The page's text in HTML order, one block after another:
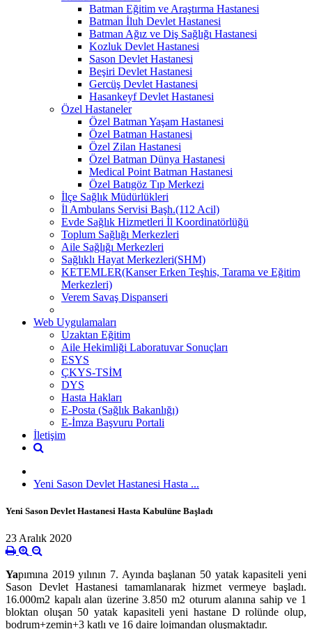
Batman Eğitim ve Araştırma Hastanesi
Batman İluh Devlet Hastanesi
Batman Ağız ve Diş Sağlığı Hastanesi
Kozluk Devlet Hastanesi
Sason Devlet Hastanesi
Beşiri Devlet Hastanesi
Gercüş Devlet Hastanesi
Hasankeyf Devlet Hastanesi
Özel Hastaneler
Özel Batman Yaşam Hastanesi
Özel Batman Hastanesi
Özel Zilan Hastanesi
Özel Batman Dünya Hastanesi
Medical Point Batman Hastanesi
Özel Batıgöz Tıp Merkezi
İlçe Sağlık Müdürlükleri
İl Ambulans Servisi Başh.(112 Acil)
Evde Sağlık Hizmetleri İl Koordinatörlüğü
Toplum Sağlığı Merkezleri
Aile Sağlığı Merkezleri
Sağlıklı Hayat Merkezleri(SHM)
KETEMLER(Kanser Erken Teşhis, Tarama ve Eğitim
Merkezleri)
Verem Savaş Dispanseri
Web Uygulamaları
Uzaktan Eğitim
Aile Hekimliği Laboratuvar Sonuçları
ESYS
ÇKYS-TSİM
DYS
Hasta Hakları
E-Posta (Sağlık Bakanlığı)
E-İmza Başvuru Portali
İletişim
Yeni Sason Devlet Hastanesi Hasta ...
Yeni Sason Devlet Hastanesi Hasta Kabulüne Başladı
23 Aralık 2020
Yapımına 2019 yılının 7. Ayında başlanan 50 yatak kapasiteli yeni
Sason Devlet Hastanesi tamamlanarak hizmet vermeye başladı.
16.000m2 kapalı alan üzerine 3.850 m2 oturum alanına sahip ve 1
bloktan oluşan 50 yatak kapasiteli yeni hastane D rolünde olup,
bodrum+zemin+3 katlı ve 16 daire lojmandan oluşmaktadır.